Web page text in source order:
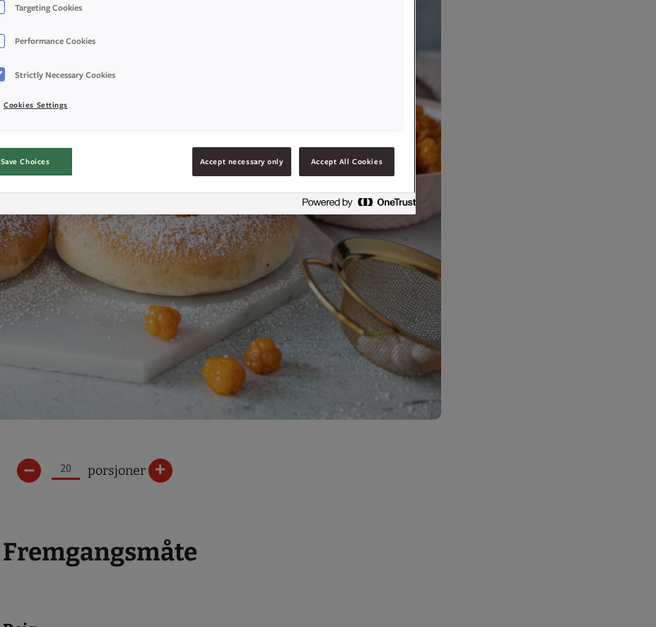
porsjoner
– +
Fremgangsmåte
Targeting Cookies
Performance Cookies
Strictly Necessary Cookies
Cookies Settings
Save Choices Accept necessary only Accept All Cookies